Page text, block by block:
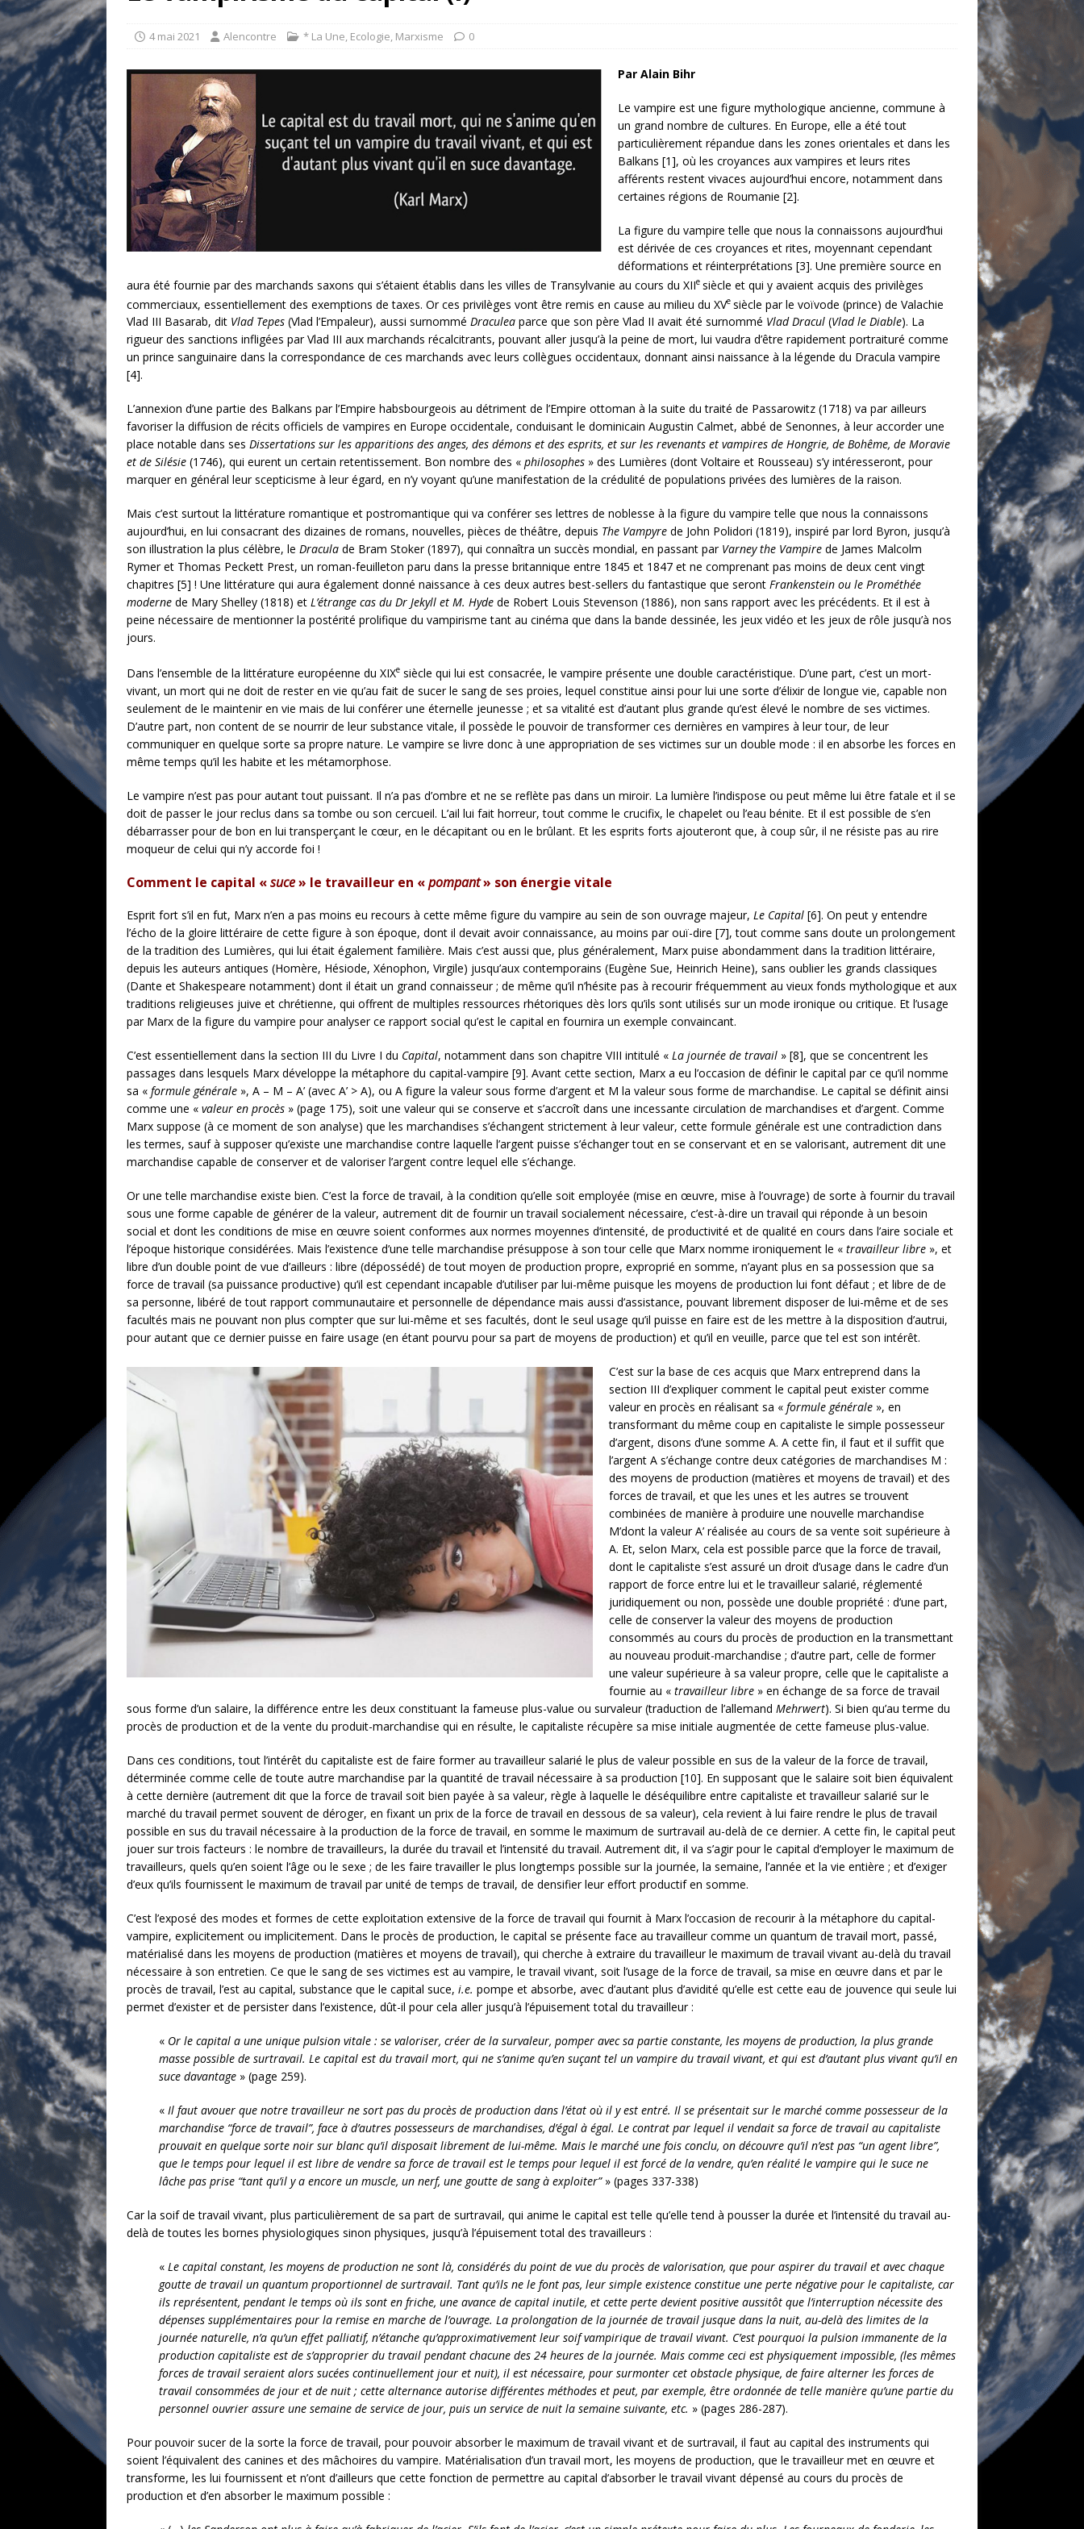
[ 17 juillet 2026 ]
«Le discours de Trump sur la “fraude électorale” était une blague de mauvais
goût… et une menace»
ETATS-UNIS
[ 14 juin 2020 ]
* LA UNE
4 mai 2021 Alencontre * La Une, Ecologie, Marxisme 0
Par Alain Bihr
Le vampire est une figure mythologique ancienne, commune à
un grand nombre de cultures. En Europe, elle a été tout
particulièrement répandue dans les zones orientales et dans les
Balkans [1], où les croyances aux vampires et leurs rites
afférents restent vivaces aujourd’hui encore, notamment dans
certaines régions de Roumanie [2].
La figure du vampire telle que nous la connaissons aujourd’hui
est dérivée de ces croyances et rites, moyennant cependant
déformations et réinterprétations [3]. Une première source en
aura été fournie par des marchands saxons qui s’étaient établis dans les villes de Transylvanie au cours du XIIe siècle et qui y avaient acquis des privilèges
commerciaux, essentiellement des exemptions de taxes. Or ces privilèges vont être remis en cause au milieu du XVe siècle par le voïvode (prince) de Valachie
Vlad III Basarab, dit Vlad Tepes (Vlad l’Empaleur), aussi surnommé Draculea parce que son père Vlad II avait été surnommé Vlad Dracul (Vlad le Diable). La
rigueur des sanctions infligées par Vlad III aux marchands récalcitrants, pouvant aller jusqu’à la peine de mort, lui vaudra d’être rapidement portraituré comme
un prince sanguinaire dans la correspondance de ces marchands avec leurs collègues occidentaux, donnant ainsi naissance à la légende du Dracula vampire
[4].
L’annexion d’une partie des Balkans par l’Empire habsbourgeois au détriment de l’Empire ottoman à la suite du traité de Passarowitz (1718) va par ailleurs
favoriser la diffusion de récits officiels de vampires en Europe occidentale, conduisant le dominicain Augustin Calmet, abbé de Senonnes, à leur accorder une
place notable dans ses Dissertations sur les apparitions des anges, des démons et des esprits, et sur les revenants et vampires de Hongrie, de Bohême, de Moravie
et de Silésie (1746), qui eurent un certain retentissement. Bon nombre des « philosophes » des Lumières (dont Voltaire et Rousseau) s’y intéresseront, pour
marquer en général leur scepticisme à leur égard, en n’y voyant qu’une manifestation de la crédulité de populations privées des lumières de la raison.
Mais c’est surtout la littérature romantique et postromantique qui va conférer ses lettres de noblesse à la figure du vampire telle que nous la connaissons
aujourd’hui, en lui consacrant des dizaines de romans, nouvelles, pièces de théâtre, depuis The Vampyre de John Polidori (1819), inspiré par lord Byron, jusqu’à
son illustration la plus célèbre, le Dracula de Bram Stoker (1897), qui connaîtra un succès mondial, en passant par Varney the Vampire de James Malcolm
Rymer et Thomas Peckett Prest, un roman-feuilleton paru dans la presse britannique entre 1845 et 1847 et ne comprenant pas moins de deux cent vingt
chapitres [5] ! Une littérature qui aura également donné naissance à ces deux autres best-sellers du fantastique que seront Frankenstein ou le Prométhée
moderne de Mary Shelley (1818) et L’étrange cas du Dr Jekyll et M. Hyde de Robert Louis Stevenson (1886), non sans rapport avec les précédents. Et il est à
peine nécessaire de mentionner la postérité prolifique du vampirisme tant au cinéma que dans la bande dessinée, les jeux vidéo et les jeux de rôle jusqu’à nos
jours.
Dans l’ensemble de la littérature européenne du XIXe siècle qui lui est consacrée, le vampire présente une double caractéristique. D’une part, c’est un mort-
vivant, un mort qui ne doit de rester en vie qu’au fait de sucer le sang de ses proies, lequel constitue ainsi pour lui une sorte d’élixir de longue vie, capable non
seulement de le maintenir en vie mais de lui conférer une éternelle jeunesse ; et sa vitalité est d’autant plus grande qu’est élevé le nombre de ses victimes.
D’autre part, non content de se nourrir de leur substance vitale, il possède le pouvoir de transformer ces dernières en vampires à leur tour, de leur
communiquer en quelque sorte sa propre nature. Le vampire se livre donc à une appropriation de ses victimes sur un double mode : il en absorbe les forces en
même temps qu’il les habite et les métamorphose.
Le vampire n’est pas pour autant tout puissant. Il n’a pas d’ombre et ne se reflète pas dans un miroir. La lumière l’indispose ou peut même lui être fatale et il se
doit de passer le jour reclus dans sa tombe ou son cercueil. L’ail lui fait horreur, tout comme le crucifix, le chapelet ou l’eau bénite. Et il est possible de s’en
débarrasser pour de bon en lui transperçant le cœur, en le décapitant ou en le brûlant. Et les esprits forts ajouteront que, à coup sûr, il ne résiste pas au rire
moqueur de celui qui n’y accorde foi !
Comment le capital «suce» le travailleur en «pompant» son énergie vitale
Esprit fort s’il en fut, Marx n’en a pas moins eu recours à cette même figure du vampire au sein de son ouvrage majeur, Le Capital [6]. On peut y entendre
l’écho de la gloire littéraire de cette figure à son époque, dont il devait avoir connaissance, au moins par ouï-dire [7], tout comme sans doute un prolongement
de la tradition des Lumières, qui lui était également familière. Mais c’est aussi que, plus généralement, Marx puise abondamment dans la tradition littéraire,
depuis les auteurs antiques (Homère, Hésiode, Xénophon, Virgile) jusqu’aux contemporains (Eugène Sue, Heinrich Heine), sans oublier les grands classiques
(Dante et Shakespeare notamment) dont il était un grand connaisseur ; de même qu’il n’hésite pas à recourir fréquemment au vieux fonds mythologique et aux
traditions religieuses juive et chrétienne, qui offrent de multiples ressources rhétoriques dès lors qu’ils sont utilisés sur un mode ironique ou critique. Et l’usage
par Marx de la figure du vampire pour analyser ce rapport social qu’est le capital en fournira un exemple convaincant.
C’est essentiellement dans la section III du Livre I du Capital, notamment dans son chapitre VIII intitulé « La journée de travail » [8], que se concentrent les
passages dans lesquels Marx développe la métaphore du capital-vampire [9]. Avant cette section, Marx a eu l’occasion de définir le capital par ce qu’il nomme
sa « formule générale », A – M – A’ (avec A’ > A), ou A figure la valeur sous forme d’argent et M la valeur sous forme de marchandise. Le capital se définit ainsi
comme une « valeur en procès » (page 175), soit une valeur qui se conserve et s’accroît dans une incessante circulation de marchandises et d’argent. Comme
Marx suppose (à ce moment de son analyse) que les marchandises s’échangent strictement à leur valeur, cette formule générale est une contradiction dans
les termes, sauf à supposer qu’existe une marchandise contre laquelle l’argent puisse s’échanger tout en se conservant et en se valorisant, autrement dit une
marchandise capable de conserver et de valoriser l’argent contre lequel elle s’échange.
Or une telle marchandise existe bien. C’est la force de travail, à la condition qu’elle soit employée (mise en œuvre, mise à l’ouvrage) de sorte à fournir du travail
sous une forme capable de générer de la valeur, autrement dit de fournir un travail socialement nécessaire, c’est-à-dire un travail qui réponde à un besoin
social et dont les conditions de mise en œuvre soient conformes aux normes moyennes d’intensité, de productivité et de qualité en cours dans l’aire sociale et
l’époque historique considérées. Mais l’existence d’une telle marchandise présuppose à son tour celle que Marx nomme ironiquement le « travailleur libre », et
libre d’un double point de vue d’ailleurs : libre (dépossédé) de tout moyen de production propre, exproprié en somme, n’ayant plus en sa possession que sa
force de travail (sa puissance productive) qu’il est cependant incapable d’utiliser par lui-même puisque les moyens de production lui font défaut ; et libre de de
sa personne, libéré de tout rapport communautaire et personnelle de dépendance mais aussi d’assistance, pouvant librement disposer de lui-même et de ses
facultés mais ne pouvant non plus compter que sur lui-même et ses facultés, dont le seul usage qu’il puisse en faire est de les mettre à la disposition d’autrui,
pour autant que ce dernier puisse en faire usage (en étant pourvu pour sa part de moyens de production) et qu’il en veuille, parce que tel est son intérêt.
C’est sur la base de ces acquis que Marx entreprend dans la
section III d’expliquer comment le capital peut exister comme
valeur en procès en réalisant sa « formule générale », en
transformant du même coup en capitaliste le simple possesseur
d’argent, disons d’une somme A. A cette fin, il faut et il suffit que
l’argent A s’échange contre deux catégories de marchandises M :
des moyens de production (matières et moyens de travail) et des
forces de travail, et que les unes et les autres se trouvent
combinées de manière à produire une nouvelle marchandise
M’dont la valeur A’ réalisée au cours de sa vente soit supérieure à
A. Et, selon Marx, cela est possible parce que la force de travail,
dont le capitaliste s’est assuré un droit d’usage dans le cadre d’un
rapport de force entre lui et le travailleur salarié, réglementé
juridiquement ou non, possède une double propriété : d’une part,
celle de conserver la valeur des moyens de production
consommés au cours du procès de production en la transmettant
au nouveau produit-marchandise ; d’autre part, celle de former
une valeur supérieure à sa valeur propre, celle que le capitaliste a
fournie au « travailleur libre » en échange de sa force de travail
sous forme d’un salaire, la différence entre les deux constituant la fameuse plus-value ou survaleur (traduction de l’allemand Mehrwert). Si bien qu’au terme du
procès de production et de la vente du produit-marchandise qui en résulte, le capitaliste récupère sa mise initiale augmentée de cette fameuse plus-value.
Dans ces conditions, tout l’intérêt du capitaliste est de faire former au travailleur salarié le plus de valeur possible en sus de la valeur de la force de travail,
déterminée comme celle de toute autre marchandise par la quantité de travail nécessaire à sa production [10]. En supposant que le salaire soit bien équivalent
à cette dernière (autrement dit que la force de travail soit bien payée à sa valeur, règle à laquelle le déséquilibre entre capitaliste et travailleur salarié sur le
marché du travail permet souvent de déroger, en fixant un prix de la force de travail en dessous de sa valeur), cela revient à lui faire rendre le plus de travail
possible en sus du travail nécessaire à la production de la force de travail, en somme le maximum de surtravail au-delà de ce dernier. A cette fin, le capital peut
jouer sur trois facteurs : le nombre de travailleurs, la durée du travail et l’intensité du travail. Autrement dit, il va s’agir pour le capital d’employer le maximum de
travailleurs, quels qu’en soient l’âge ou le sexe ; de les faire travailler le plus longtemps possible sur la journée, la semaine, l’année et la vie entière ; et d’exiger
d’eux qu’ils fournissent le maximum de travail par unité de temps de travail, de densifier leur effort productif en somme.
C’est l’exposé des modes et formes de cette exploitation extensive de la force de travail qui fournit à Marx l’occasion de recourir à la métaphore du capital-
vampire, explicitement ou implicitement. Dans le procès de production, le capital se présente face au travailleur comme un quantum de travail mort, passé,
matérialisé dans les moyens de production (matières et moyens de travail), qui cherche à extraire du travailleur le maximum de travail vivant au-delà du travail
nécessaire à son entretien. Ce que le sang de ses victimes est au vampire, le travail vivant, soit l’usage de la force de travail, sa mise en œuvre dans et par le
procès de travail, l’est au capital, substance que le capital suce, i.e. pompe et absorbe, avec d’autant plus d’avidité qu’elle est cette eau de jouvence qui seule lui
permet d’exister et de persister dans l’existence, dût-il pour cela aller jusqu’à l’épuisement total du travailleur :
« Or le capital a une unique pulsion vitale : se valoriser, créer de la survaleur, pomper avec sa partie constante, les moyens de production, la plus grande
masse possible de surtravail. Le capital est du travail mort, qui ne s’anime qu’en suçant tel un vampire du travail vivant, et qui est d’autant plus vivant qu’il en
suce davantage » (page 259).
« Il faut avouer que notre travailleur ne sort pas du procès de production dans l’état où il y est entré. Il se présentait sur le marché comme possesseur de la
marchandise “force de travail”, face à d’autres possesseurs de marchandises, d’égal à égal. Le contrat par lequel il vendait sa force de travail au capitaliste
prouvait en quelque sorte noir sur blanc qu’il disposait librement de lui-même. Mais le marché une fois conclu, on découvre qu’il n’est pas “un agent libre”,
que le temps pour lequel il est libre de vendre sa force de travail est le temps pour lequel il est forcé de la vendre, qu’en réalité le vampire qui le suce ne
lâche pas prise “tant qu’il y a encore un muscle, un nerf, une goutte de sang à exploiter”» (pages 337-338)
Car la soif de travail vivant, plus particulièrement de sa part de surtravail, qui anime le capital est telle qu’elle tend à pousser la durée et l’intensité du travail au-
delà de toutes les bornes physiologiques sinon physiques, jusqu’à l’épuisement total des travailleurs :
« Le capital constant, les moyens de production ne sont là, considérés du point de vue du procès de valorisation, que pour aspirer du travail et avec chaque
goutte de travail un quantum proportionnel de surtravail. Tant qu’ils ne le font pas, leur simple existence constitue une perte négative pour le capitaliste, car
ils représentent, pendant le temps où ils sont en friche, une avance de capital inutile, et cette perte devient positive aussitôt que l’interruption nécessite des
dépenses supplémentaires pour la remise en marche de l’ouvrage. La prolongation de la journée de travail jusque dans la nuit, au-delà des limites de la
journée naturelle, n’a qu’un effet palliatif, n’étanche qu’approximativement leur soif vampirique de travail vivant. C’est pourquoi la pulsion immanente de la
production capitaliste est de s’approprier du travail pendant chacune des 24 heures de la journée. Mais comme ceci est physiquement impossible, (les mêmes
forces de travail seraient alors sucées continuellement jour et nuit), il est nécessaire, pour surmonter cet obstacle physique, de faire alterner les forces de
travail consommées de jour et de nuit ; cette alternance autorise différentes méthodes et peut, par exemple, être ordonnée de telle manière qu’une partie du
personnel ouvrier assure une semaine de service de jour, puis un service de nuit la semaine suivante, etc. » (pages 286-287).
Pour pouvoir sucer de la sorte la force de travail, pour pouvoir absorber le maximum de travail vivant et de surtravail, il faut au capital des instruments qui
soient l’équivalent des canines et des mâchoires du vampire. Matérialisation d’un travail mort, les moyens de production, que le travailleur met en œuvre et
transforme, les lui fournissent et n’ont d’ailleurs que cette fonction de permettre au capital d’absorber le travail vivant dépensé au cours du procès de
production et d’en absorber le maximum possible :